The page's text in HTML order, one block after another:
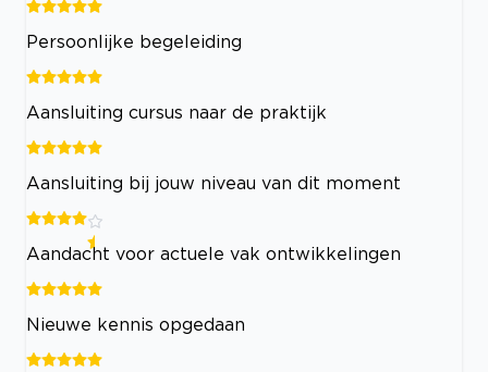
Persoonlijke begeleiding
Aansluiting cursus naar de praktijk
Aansluiting bij jouw niveau van dit moment
Aandacht voor actuele vak ontwikkelingen
Nieuwe kennis opgedaan